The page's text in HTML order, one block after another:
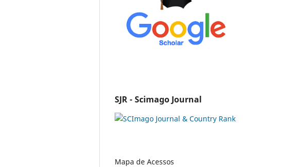
SJR - Scimago Journal
Mapa de Acessos